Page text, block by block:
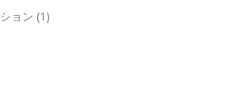
ョン (1)